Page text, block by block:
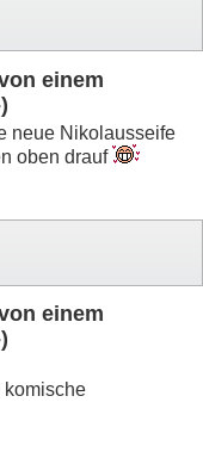
einem
neue Nikolausseife
oben drauf
einem
komische